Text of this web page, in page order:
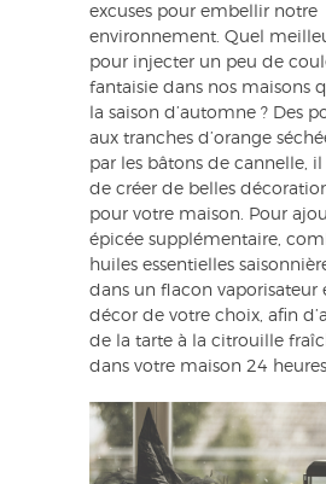
excuses pour embellir notre
environnement. Quel
pour injecter un peu de
fantaisie dans nos maisons
la saison d’automne ? Des
aux tranches d’orange
par les bâtons de cannelle,
de créer de belles
pour votre maison. Pour
épicée supplémentaire,
huiles essentielles
dans un flacon vaporisateur
décor de votre choix, afin
de la tarte à la citrouille
dans votre maison 24